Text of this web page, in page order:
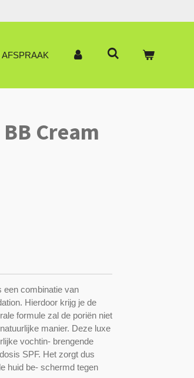
Cream
een combinatie van
Hierdoor krijg je de
formule zal de poriën niet
manier. Deze luxe
vochtin- brengende
SPF. Het zorgt dus
huid be- schermd tegen